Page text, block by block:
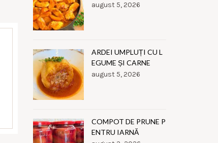
august 5, 2026
ARDEI UMPLUȚI CU L
EGUME ȘI CARNE
august 5, 2026
COMPOT DE PRUNE P
ENTRU IARNĂ